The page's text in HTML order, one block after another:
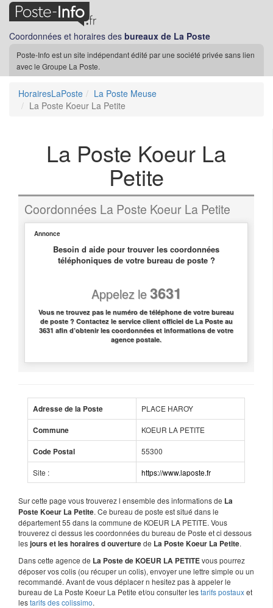
Coordonnées et horaires des bureaux de La Poste
Poste-Info est un site indépendant édité par une société privée sans lien
avec le Groupe La Poste.
HorairesLaPoste
La Poste Meuse
La Poste Koeur La Petite
La Poste Koeur La
Petite
Coordonnées La Poste Koeur La Petite
Annonce
Besoin d aide pour trouver les coordonnées
téléphoniques de votre bureau de poste ?
Appelez le3631
Vous ne trouvez pas le numéro de téléphone de votre bureau
de poste ? Contactez le service client officiel de La Poste au
3631 afin d’obtenir les coordonnées et informations de votre
agence postale.
Adresse de la Poste PLACE HAROY
Commune KOEUR LA PETITE
Code Postal 55300
Site : https://www.laposte.fr
Sur cette page vous trouverez l ensemble des informations de La
Poste Koeur La Petite. Ce bureau de poste est situé dans le
département 55 dans la commune de KOEUR LA PETITE. Vous
trouverez ci dessus les coordonnées du bureau de Poste et ci dessous
lesjours et les horaires d ouverturede La Poste Koeur La Petite.
Dans cette agence de La Poste de KOEUR LA PETITEvous pourrez
déposer vos colis (ou récuper un colis), envoyer une lettre simple ou un
recommandé. Avant de vous déplacer n hesitez pas à appeler le
bureau de La Poste Koeur La Petite et/ou consulter lestarifs postauxet
lestarifs des colissimo.